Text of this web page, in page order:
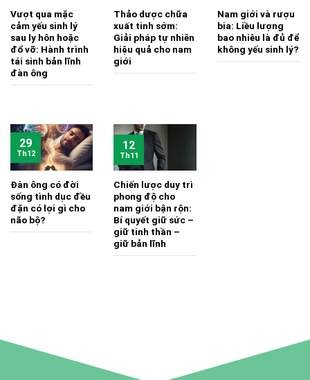
Vượt qua mặc
cảm yếu sinh lý
sau ly hôn hoặc
đổ vỡ: Hành trình
tái sinh bản lĩnh
đàn ông
Thảo dược chữa
xuất tinh sớm:
Giải pháp tự nhiên
hiệu quả cho nam
giới
Nam giới và rượu
bia: Liều lượng
bao nhiêu là đủ để
không yếu sinh lý?
Đàn ông có đời
sống tình dục đều
đặn có lợi gì cho
não bộ?
29
Th12
Chiến lược duy trì
phong độ cho
nam giới bận rộn:
Bí quyết giữ sức –
giữ tinh thần –
giữ bản lĩnh
12
Th11